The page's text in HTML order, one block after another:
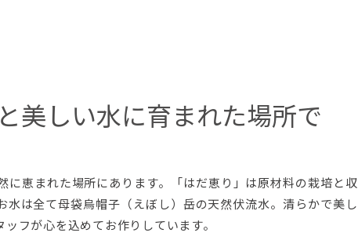
美しい水に育まれた場所で
恵まれた場所にあります。「はだ恵り」は原材料の栽培と
水は全て母袋烏帽子（えぼし）岳の天然伏流水。清らかで美
フが心を込めてお作りしています。